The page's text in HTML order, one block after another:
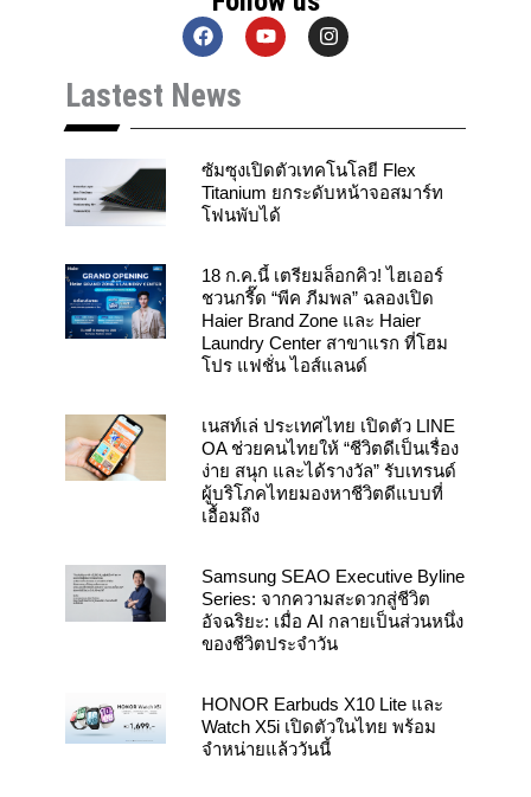
F
a
e
b
o
k
Y
o
b
I
n
g
a
m
Lastest News
ซัมซุงเปิดตัวเทคโนโลยี Flex
Titanium ยกระดับหน้าจอสมาร์ท
โฟนพับได้
18 ก.ค.นี้ เตรียมล็อกคิว! ไฮเออร์
ชวนกรี๊ด “พีค ภีมพล” ฉลองเปิด
Haier Brand Zone และ Haier
Laundry Center สาขาแรก ที่โฮม
โปร แฟชั่น ไอส์แลนด์
เนสท์เล่ ประเทศไทย เปิดตัว LINE
OA ช่วยคนไทยให้ “ชีวิตดีเป็นเรื่อง
ง่าย สนุก และได้รางวัล” รับเทรนด์
ผู้บริโภคไทยมองหาชีวิตดีแบบที่
เอื้อมถึง
Samsung SEAO Executive Byline
Series: จากความสะดวกสู่ชีวิต
อัจฉริยะ: เมื่อ AI กลายเป็นส่วนหนึ่ง
ของชีวิตประจำวัน
HONOR Earbuds X10 Lite และ
Watch X5i เปิดตัวในไทย พร้อม
จำหน่ายแล้ววันนี้